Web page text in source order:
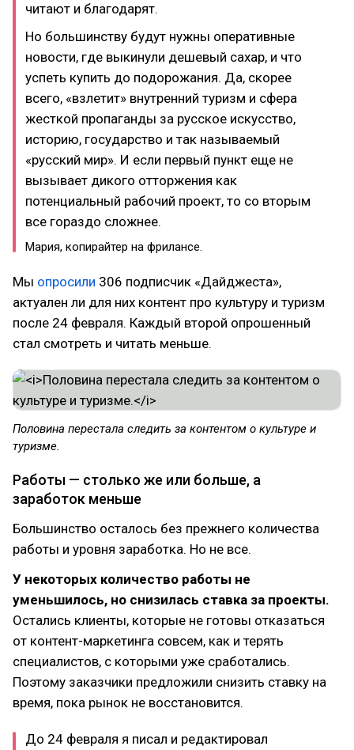
читают и благодарят.
Но большинству будут нужны оперативные
новости, где выкинули дешевый сахар, и что
успеть купить до подорожания. Да, скорее
всего, «взлетит» внутренний туризм и сфера
жесткой пропаганды за русское искусство,
историю, государство и так называемый
«русский мир». И если первый пункт еще не
вызывает дикого отторжения как
потенциальный рабочий проект, то со вторым
все гораздо сложнее.
Мария, копирайтер на фрилансе.
Мы опросили 306 подписчик «Дайджеста»,
актуален ли для них контент про культуру и туризм
после 24 февраля. Каждый второй опрошенный
стал смотреть и читать меньше.
Половина перестала следить за контентом о культуре и
туризме.
Работы — столько же или больше, а
заработок меньше
Большинство осталось без прежнего количества
работы и уровня заработка. Но не все.
У некоторых количество работы не
уменьшилось, но снизилась ставка за проекты.
Остались клиенты, которые не готовы отказаться
от контент-маркетинга совсем, как и терять
специалистов, с которыми уже сработались.
Поэтому заказчики предложили снизить ставку на
время, пока рынок не восстановится.
До 24 февраля я писал и редактировал